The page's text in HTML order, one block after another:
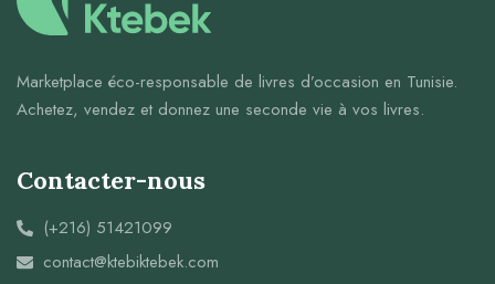
Marketplace éco-responsable de livres d’occasion en Tunisie.
Achetez, vendez et donnez une seconde vie à vos livres.
Contacter-nous
(+216) 51421099
contact@ktebiktebek.com